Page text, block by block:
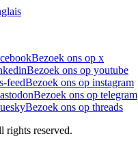
Bezoek ons op x
Bezoek ons op youtube
feedBezoek ons op instagram
Bezoek ons op telegram
Bezoek ons op threads
rights reserved.